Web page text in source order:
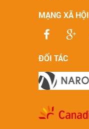
MẠNG XÃ HỘI
ĐỐI TÁC